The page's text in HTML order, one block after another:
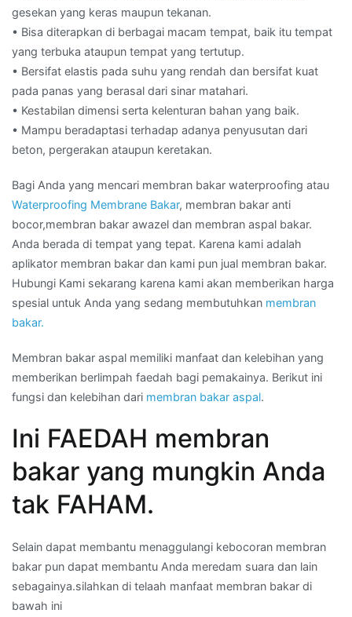
gesekan yang keras maupun tekanan.
• Bisa diterapkan di berbagai macam tempat, baik itu tempat
yang terbuka ataupun tempat yang tertutup.
• Bersifat elastis pada suhu yang rendah dan bersifat kuat
pada panas yang berasal dari sinar matahari.
• Kestabilan dimensi serta kelenturan bahan yang baik.
• Mampu beradaptasi terhadap adanya penyusutan dari
beton, pergerakan ataupun keretakan.
Bagi Anda yang mencari membran bakar waterproofing atau
Waterproofing Membrane Bakar, membran bakar anti
bocor,membran bakar awazel dan membran aspal bakar.
Anda berada di tempat yang tepat. Karena kami adalah
aplikator membran bakar dan kami pun jual membran bakar.
Hubungi Kami sekarang karena kami akan memberikan harga
spesial untuk Anda yang sedang membutuhkan membran
bakar.
Membran bakar aspal memiliki manfaat dan kelebihan yang
memberikan berlimpah faedah bagi pemakainya. Berikut ini
fungsi dan kelebihan dari membran bakar aspal.
Ini FAEDAH membran
bakar yang mungkin Anda
tak FAHAM.
Selain dapat membantu menaggulangi kebocoran membran
bakar pun dapat membantu Anda meredam suara dan lain
sebagainya.silahkan di telaah manfaat membran bakar di
bawah ini